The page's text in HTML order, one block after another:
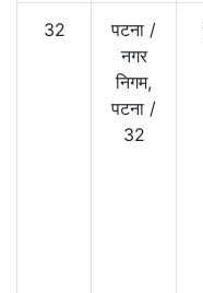
32 पटना /
नगर
निगम,
पटना /
32